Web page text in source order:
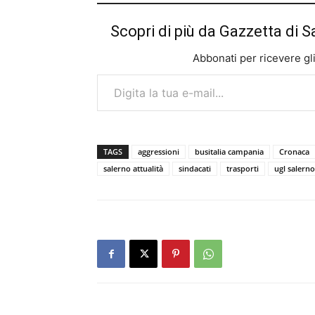
Scopri di più da Gazzetta di
Abbonati per ricevere
Digita la tua e-mail...
TAGS aggressioni busitalia campania
Cronaca
salerno attualità
sindacati trasporti ugl salerno